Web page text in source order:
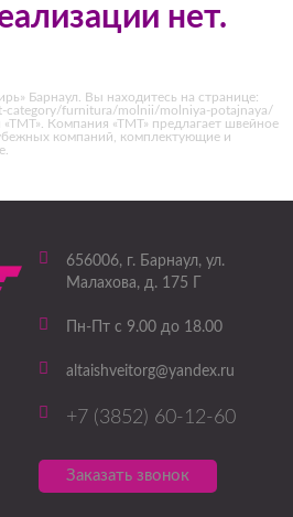
нет.
Барнаул. Вы находитесь на странице:
category/furnitura/molnii/molniya-potajnaya/
Компания «ТМТ» предлагает швейное
компаний, комплектующие и
656006, г. Барнаул, ул.
Малахова, д. 175 Г
Пн-Пт с 9.00 до 18.00
altaishveitorg@yandex.ru
+7 (3852) 60-12-60
Заказать звонок